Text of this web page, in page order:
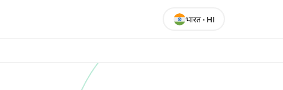
भारत· HI